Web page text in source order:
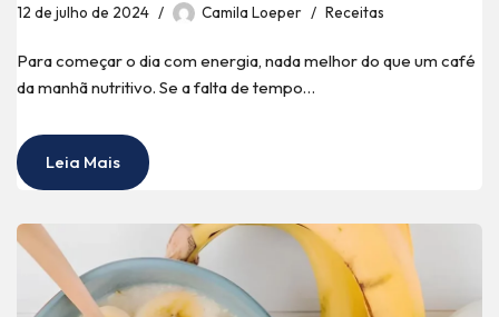
12 de julho de 2024 Camila Loeper Receitas
Para começar o dia com energia, nada melhor do que um café
da manhã nutritivo. Se a falta de tempo…
Leia Mais